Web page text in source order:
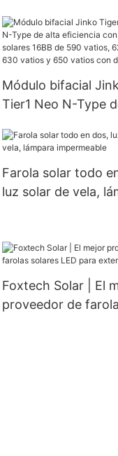
y 10,2 kW, de alta
eficiencia para uso
doméstico.
Módulo bifacial
Tier1 Neo N-Type
solares 16BB de
vatios y 650 vatios
doble panel.
Farola solar todo
luz solar de vela,
Foxtech Solar | El
proveedor de